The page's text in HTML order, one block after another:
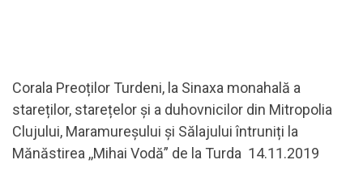
Corala Preoților Turdeni, la Sinaxa monahală a
stareților, starețelor și a duhovnicilor din Mitropolia
Clujului, Maramureșului și Sălajului întruniți la
Mănăstirea ,,Mihai Vodă” de la Turda 14.11.2019